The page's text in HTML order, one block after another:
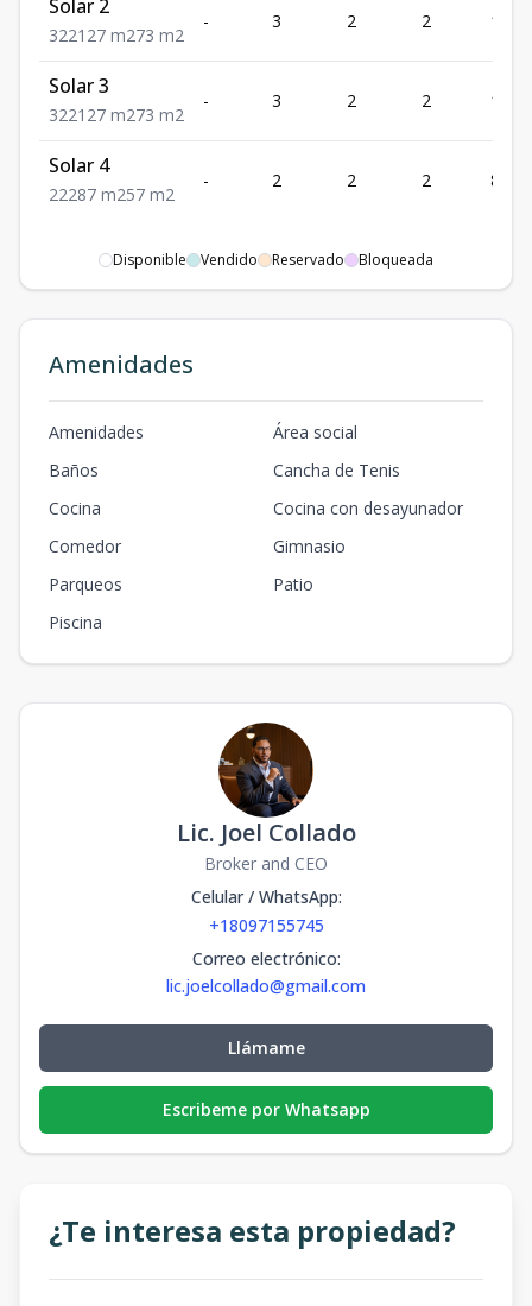
Solar 2
322127 m273 m2
- 3 2 2 127
Solar 3
322127 m273 m2
- 3 2 2 127
Solar 4
22287 m257 m2
- 2 2 2 87
Disponible Vendido Reservado Bloqueada
Amenidades
Amenidades
Área social
Baños
Cancha de Tenis
Cocina
Cocina con desayunador
Comedor
Gimnasio
Parqueos
Patio
Piscina
Lic. Joel Collado
Broker and CEO
Celular / WhatsApp:
+18097155745
Correo electrónico:
lic.joelcollado@gmail.com
Llámame
Escribeme por Whatsapp
¿Te interesa esta propiedad?